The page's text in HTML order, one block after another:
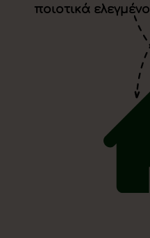
ποιοτικά ελεγμένο